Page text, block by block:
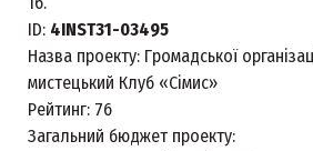
ID: 4INST31-03495
Назва проекту: Громадської
мистецький Клуб «Сімис»
Рейтинг: 76
Загальний бюджет проекту: